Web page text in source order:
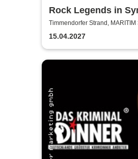
Rock Legends in
performed by
Timmendorfer Strand, MARITIM
Timmendorfer Strand
15.04.2027